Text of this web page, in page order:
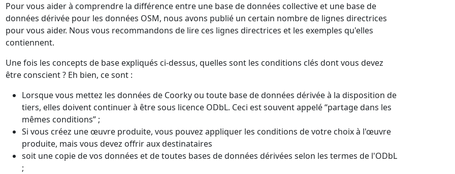
Pour vous aider à comprendre la différence entre une base de données collective et une base de
données dérivée pour les données OSM, nous avons publié un certain nombre de lignes directrices
pour vous aider. Nous vous recommandons de lire ces lignes directrices et les exemples qu'elles
contiennent.
Une fois les concepts de base expliqués ci-dessus, quelles sont les conditions clés dont vous devez
être conscient ? Eh bien, ce sont :
Lorsque vous mettez les données de Coorky ou toute base de données dérivée à la disposition de
tiers, elles doivent continuer à être sous licence ODbL. Ceci est souvent appelé “partage dans les
mêmes conditions” ;
Si vous créez une œuvre produite, vous pouvez appliquer les conditions de votre choix à l'œuvre
produite, mais vous devez offrir aux destinataires
soit une copie de vos données et de toutes bases de données dérivées selon les termes de l'ODbL
;